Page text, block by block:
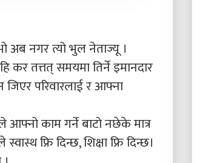
नगर त्यो भुल नेताज्यू ।
कर तत्तत् समयमा तिर्ने इमानदार
परिवारलाई र आफ्ना
आफ्नो काम गर्ने बाटो नछेके मात्र
फ्रि दिन्छ, शिक्षा फ्रि दिन्छ।